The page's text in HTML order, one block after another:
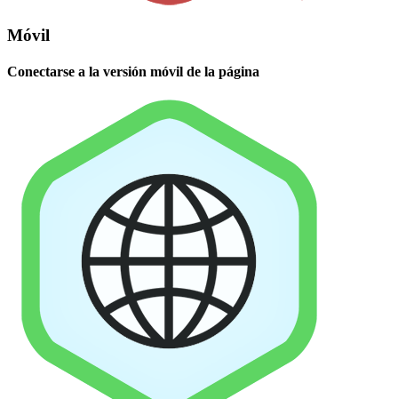
Móvil
Conectarse a la versión móvil de la página